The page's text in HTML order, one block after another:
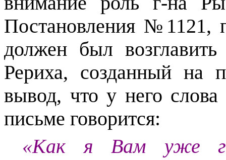
Постановления №1121,
должен был
Рериха, созданный на
вывод, что у него слова
письме говорится:
«Как я Вам уже